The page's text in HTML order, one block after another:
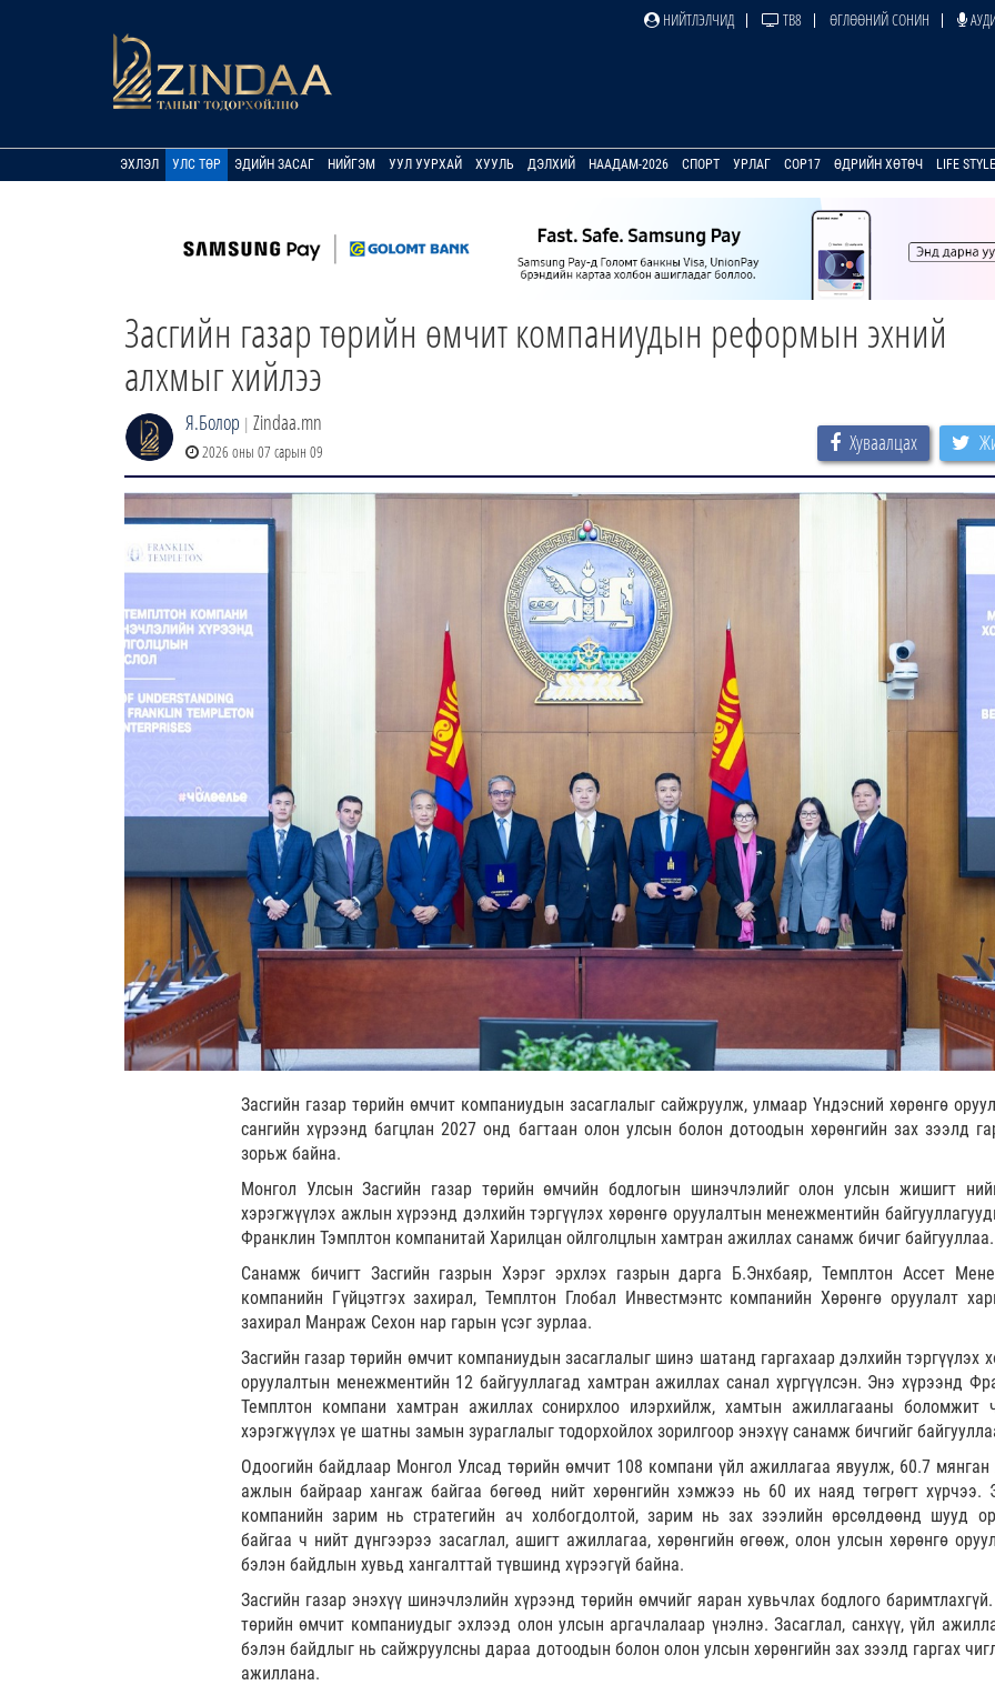
НИЙТЛЭЛЧИД ТВ8 ӨГЛӨӨНИЙ СОНИН
ЭХЛЭЛ УЛС ТӨР ЭДИЙН ЗАСАГ НИЙГЭМ УУЛ УУРХАЙ ХУУЛЬ ДЭЛХИЙ НААДАМ-2026 СПОРТ УРЛАГ COP17 ӨДРИЙН ХӨТӨЧ LIFE STYLE
Засгийн газар төрийн өмчит компаниудын реформын эхний
алхмыг хийлээ
Я.Болор | Zindaa.mn
2026 оны 07 сарын 09 Хуваалцах
Засгийн газар төрийн өмчит компаниудын засаглалыг сайжруулж, улмаар Үндэсний хөрөнгө
сангийн хүрээнд багцлан 2027 онд багтаан олон улсын болон дотоодын хөрөнгийн зах зээлд
зорьж байна.
Монгол Улсын Засгийн газар төрийн өмчийн бодлогын шинэчлэлийг олон улсын жишигт
хэрэгжүүлэх ажлын хүрээнд дэлхийн тэргүүлэх хөрөнгө оруулалтын менежментийн
Франклин Тэмплтон компанитай Харилцан ойлголцлын хамтран ажиллах санамж бичиг байгууллаа.
Санамж бичигт Засгийн газрын Хэрэг эрхлэх газрын дарга Б.Энхбаяр, Темплтон Ассет
компанийн Гүйцэтгэх захирал, Темплтон Глобал Инвестмэнтс компанийн Хөрөнгө оруулалт
захирал Манраж Сехон нар гарын үсэг зурлаа.
Засгийн газар төрийн өмчит компаниудын засаглалыг шинэ шатанд гаргахаар дэлхийн тэргүүлэх
оруулалтын менежментийн 12 байгууллагад хамтран ажиллах санал хүргүүлсэн. Энэ хүрээнд
Темплтон компани хамтран ажиллах сонирхлоо илэрхийлж, хамтын ажиллагааны боломжит
хэрэгжүүлэх үе шатны замын зураглалыг тодорхойлох зорилгоор энэхүү санамж бичгийг
Одоогийн байдлаар Монгол Улсад төрийн өмчит 108 компани үйл ажиллагаа явуулж, 60.7 мянган
ажлын байраар хангаж байгаа бөгөөд нийт хөрөнгийн хэмжээ нь 60 их наяд төгрөгт хүрчээ.
компанийн зарим нь стратегийн ач холбогдолтой, зарим нь зах зээлийн өрсөлдөөнд шууд
байгаа ч нийт дүнгээрээ засаглал, ашигт ажиллагаа, хөрөнгийн өгөөж, олон улсын хөрөнгө
бэлэн байдлын хувьд хангалттай түвшинд хүрээгүй байна.
Засгийн газар энэхүү шинэчлэлийн хүрээнд төрийн өмчийг яаран хувьчлах бодлого
төрийн өмчит компаниудыг эхлээд олон улсын аргачлалаар үнэлнэ. Засаглал, санхүү, үйл
бэлэн байдлыг нь сайжруулсны дараа дотоодын болон олон улсын хөрөнгийн зах зээлд гаргах
ажиллана.